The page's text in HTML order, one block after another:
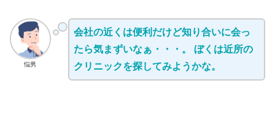
悩男
会社の近くは便利だけど知り合いに会っ
たら気まずいなぁ・・・。 ぼくは近所の
クリニックを探してみようかな。